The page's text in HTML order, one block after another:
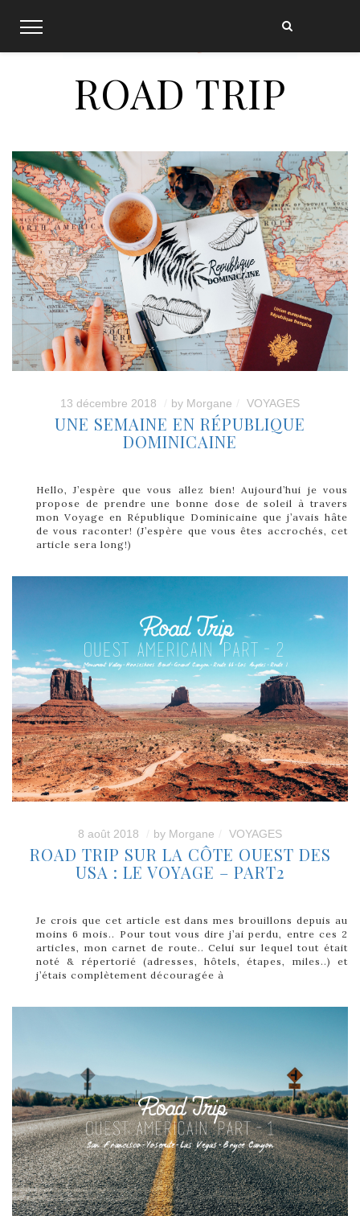
ROAD TRIP
13 décembre 2018 by Morgane VOYAGES
UNE SEMAINE EN RÉPUBLIQUE
DOMINICAINE
Hello, J’espère que vous allez bien! Aujourd’hui je vous
propose de prendre une bonne dose de soleil à travers
mon Voyage en République Dominicaine que j’avais hâte
de vous raconter! (J’espère que vous êtes accrochés, cet
article sera long!)
8 août 2018 by Morgane VOYAGES
ROAD TRIP SUR LA CÔTE OUEST DES
USA : LE VOYAGE – PART2
Je crois que cet article est dans mes brouillons depuis au
moins 6 mois.. Pour tout vous dire j’ai perdu, entre ces 2
articles, mon carnet de route.. Celui sur lequel tout était
noté & répertorié (adresses, hôtels, étapes, miles..) et
j’étais complètement découragée à